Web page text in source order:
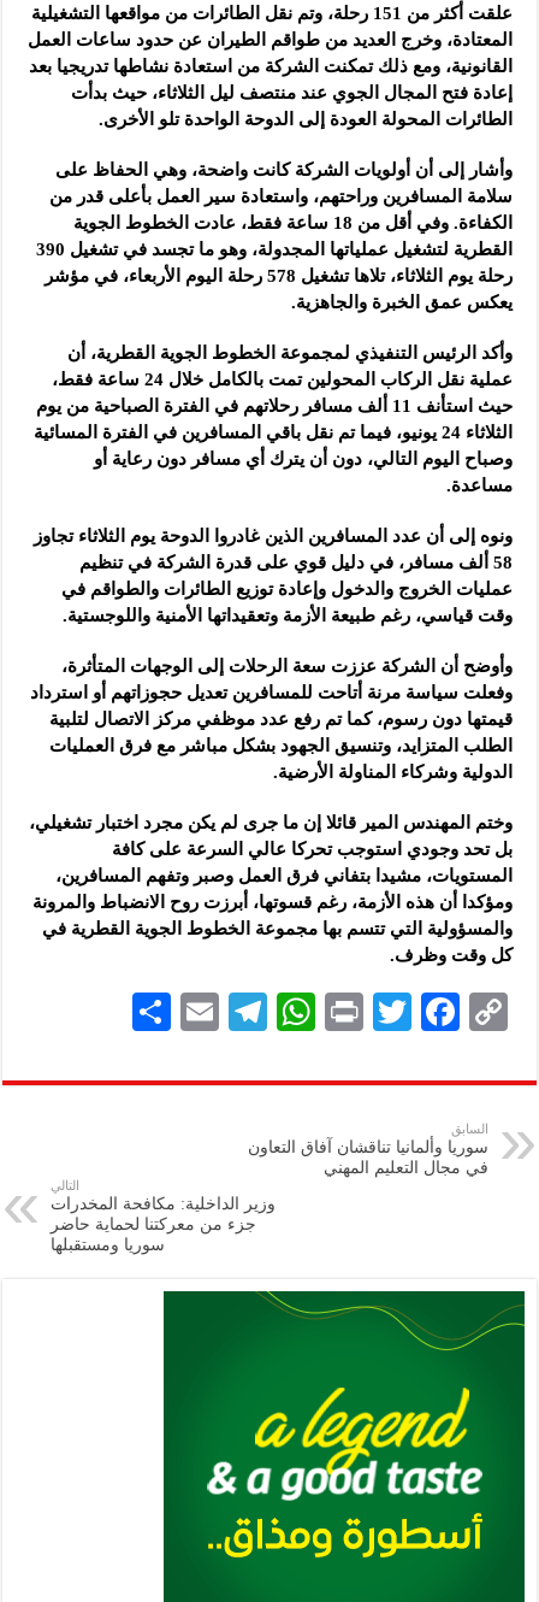
علقت أكثر من 151 رحلة، وتم نقل الطائرات من مواقعها التشغيلية
المعتادة، وخرج العديد من طواقم الطيران عن حدود ساعات العمل
القانونية، ومع ذلك تمكنت الشركة من استعادة نشاطها تدريجيا بعد
إعادة فتح المجال الجوي عند منتصف ليل الثلاثاء، حيث بدأت
الطائرات المحولة العودة إلى الدوحة الواحدة تلو الأخرى.
وأشار إلى أن أولويات الشركة كانت واضحة، وهي الحفاظ على
سلامة المسافرين وراحتهم، واستعادة سير العمل بأعلى قدر من
الكفاءة. وفي أقل من 18 ساعة فقط، عادت الخطوط الجوية
القطرية لتشغيل عملياتها المجدولة، وهو ما تجسد في تشغيل 390
رحلة يوم الثلاثاء، تلاها تشغيل 578 رحلة اليوم الأربعاء، في مؤشر
يعكس عمق الخبرة والجاهزية.
وأكد الرئيس التنفيذي لمجموعة الخطوط الجوية القطرية، أن
عملية نقل الركاب المحولين تمت بالكامل خلال 24 ساعة فقط،
حيث استأنف 11 ألف مسافر رحلاتهم في الفترة الصباحية من يوم
الثلاثاء 24 يونيو، فيما تم نقل باقي المسافرين في الفترة المسائية
وصباح اليوم التالي، دون أن يترك أي مسافر دون رعاية أو
مساعدة.
ونوه إلى أن عدد المسافرين الذين غادروا الدوحة يوم الثلاثاء تجاوز
58 ألف مسافر، في دليل قوي على قدرة الشركة في تنظيم
عمليات الخروج والدخول وإعادة توزيع الطائرات والطواقم في
وقت قياسي، رغم طبيعة الأزمة وتعقيداتها الأمنية واللوجستية.
وأوضح أن الشركة عززت سعة الرحلات إلى الوجهات المتأثرة،
وفعلت سياسة مرنة أتاحت للمسافرين تعديل حجوزاتهم أو استرداد
قيمتها دون رسوم، كما تم رفع عدد موظفي مركز الاتصال لتلبية
الطلب المتزايد، وتنسيق الجهود بشكل مباشر مع فرق العمليات
الدولية وشركاء المناولة الأرضية.
وختم المهندس المير قائلا إن ما جرى لم يكن مجرد اختبار تشغيلي،
بل تحد وجودي استوجب تحركا عالي السرعة على كافة
المستويات، مشيدا بتفاني فرق العمل وصبر وتفهم المسافرين،
ومؤكدا أن هذه الأزمة، رغم قسوتها، أبرزت روح الانضباط والمرونة
والمسؤولية التي تتسم بها مجموعة الخطوط الجوية القطرية في
كل وقت وظرف.
C
p
y
Li
F
eb
k
T
tt
P
nt
W
at
A
p
Te
gr
E
ai
ar
السابق
سوريا وألمانيا تناقشان آفاق التعاون
في مجال التعليم المهني
التالي
وزير الداخلية: مكافحة المخدرات
جزء من معركتنا لحماية حاضر
سوريا ومستقبلها